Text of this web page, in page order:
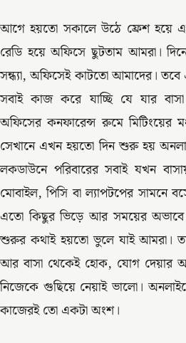
আগে হয়তো সকালে উঠে ফ্রেশ হয়ে
রেডি হয়ে অফিসে ছুটতাম আমরা।
সন্ধ্যা, অফিসেই কাটতো আমাদের। তবে
সবাই কাজ করে যাচ্ছি যে যার
অফিসের কনফারেন্স রুমে মিটিংয়ের
সেখানে এখন হয়তো দিন শুরু হয়
লকডাউনে পরিবারের সবাই যখন
মোবাইল, পিসি বা ল্যাপটপের সামনে
এতো কিছুর ভিড়ে আর সময়ের অভাবে
শুরুর কথাই হয়তো ভুলে যাই আমরা।
আর বাসা থেকেই হোক, যোগ দেয়ার
নিজেকে গুছিয়ে নেয়াই ভালো।
কাজেরই তো একটা অংশ।